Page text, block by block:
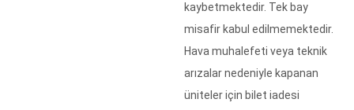
kaybetmektedir. Tek bay
misafir kabul edilmemektedir.
Hava muhalefeti veya teknik
arızalar nedeniyle kapanan
üniteler için bilet iadesi